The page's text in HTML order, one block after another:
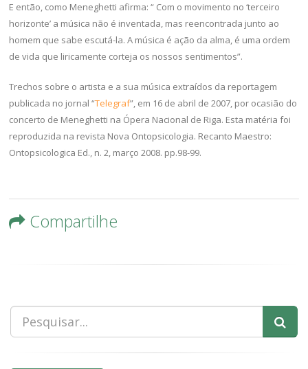
E então, como Meneghetti afirma: “ Com o movimento no ‘terceiro
horizonte’ a música não é inventada, mas reencontrada junto ao
homem que sabe escutá-la. A música é ação da alma, é uma ordem
de vida que liricamente corteja os nossos sentimentos”.
Trechos sobre o artista e a sua música extraídos da reportagem
publicada no jornal “Telegraf”, em 16 de abril de 2007, por ocasião do
concerto de Meneghetti na Ópera Nacional de Riga. Esta matéria foi
reproduzida na revista Nova Ontopsicologia. Recanto Maestro:
Ontopsicologica Ed., n. 2, março 2008. pp.98-99.
Compartilhe